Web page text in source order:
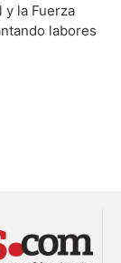
y la Fuerza
labores